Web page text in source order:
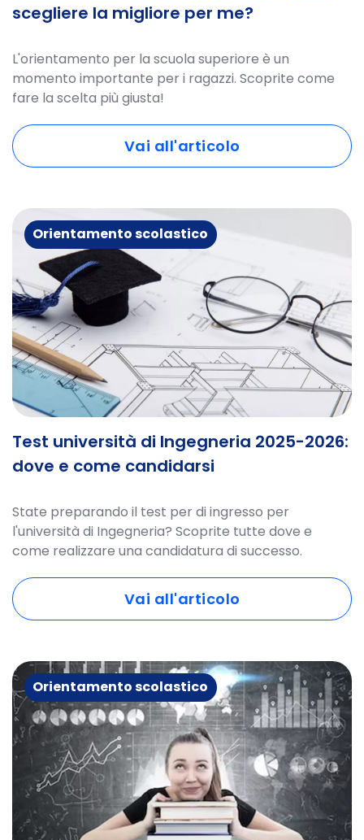
scegliere la migliore per me?
L'orientamento per la scuola superiore è un
momento importante per i ragazzi. Scoprite come
fare la scelta più giusta!
Vai all'articolo
Orientamento scolastico
Test università di Ingegneria 2025-2026:
dove e come candidarsi
State preparando il test per di ingresso per
l'università di Ingegneria? Scoprite tutte dove e
come realizzare una candidatura di successo.
Vai all'articolo
Orientamento scolastico